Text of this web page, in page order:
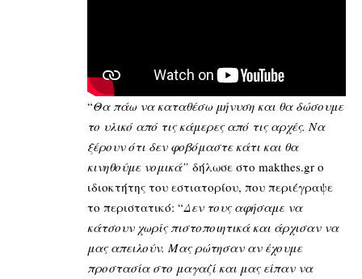
“Θα πάω να καταθέσω μήνυση και θα δώσουμε
το υλικό από τις κάμερες από τις αρχές. Να
ξέρουν ότι δεν φοβόμαστε κάτι και θα
κινηθούμε νομικά” δήλωσε στο makthes.gr ο
ιδιοκτήτης του εστιατορίου, που περιέγραψε
το περιστατικό: “Δεν τους αφήσαμε να
κάτσουν χωρίς πιστοποιητικά και άρχισαν να
μας απειλούν. Μας ρώτησαν αν έχουμε
προστασία στο μαγαζί και μας είπαν να